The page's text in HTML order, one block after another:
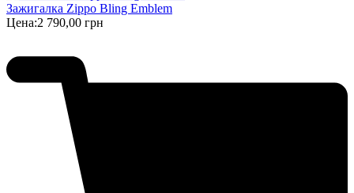
Зажигалка Zippo Bling Emblem
Цена:2 790,00 грн